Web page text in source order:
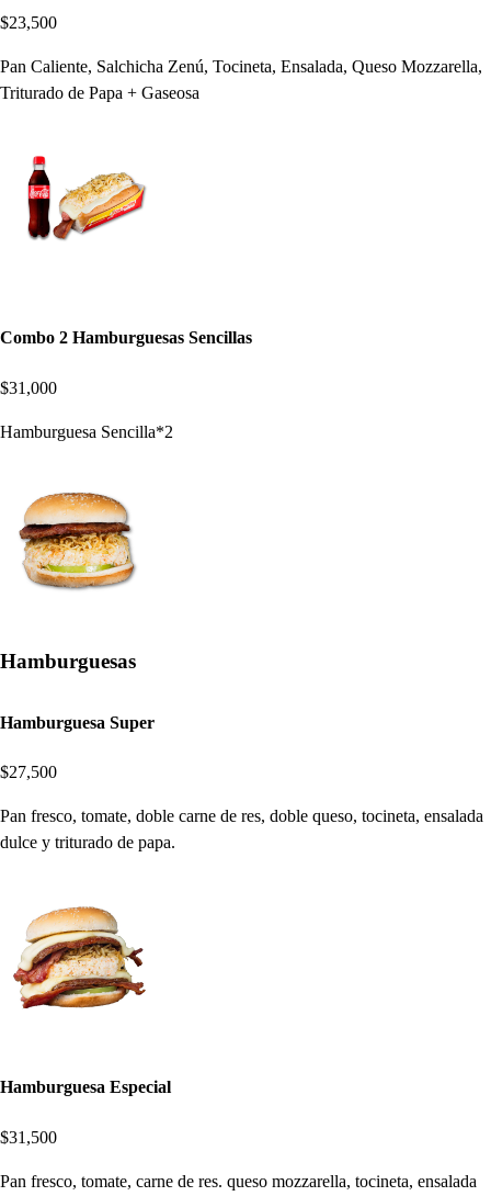
$23,500
Pan Caliente, Salchicha Zenú, Tocineta, Ensalada, Queso Mozzarella,
Triturado de Papa + Gaseosa
Combo 2 Hamburguesas Sencillas
$31,000
Hamburguesa Sencilla*2
Hamburguesas
Hamburguesa Super
$27,500
Pan fresco, tomate, doble carne de res, doble queso, tocineta, ensalada
dulce y triturado de papa.
Hamburguesa Especial
$31,500
Pan fresco, tomate, carne de res. queso mozzarella, tocineta, ensalada